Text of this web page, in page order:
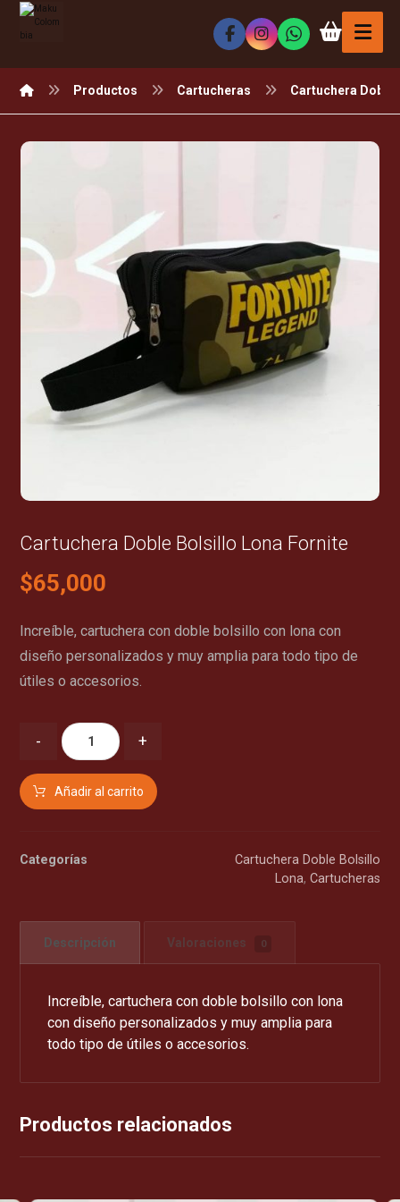
Productos Cartucheras Cartuchera Doble
Cartuchera Doble Bolsillo Lona Fornite
$65,000
Increíble, cartuchera con doble bolsillo con lona con
diseño personalizados y muy amplia para todo tipo de
útiles o accesorios.
- +
Añadir al carrito
Categorías
Cartuchera Doble Bolsillo
Lona, Cartucheras
Descripción Valoraciones 0
Increíble, cartuchera con doble bolsillo con lona
con diseño personalizados y muy amplia para
todo tipo de útiles o accesorios.
Productos relacionados